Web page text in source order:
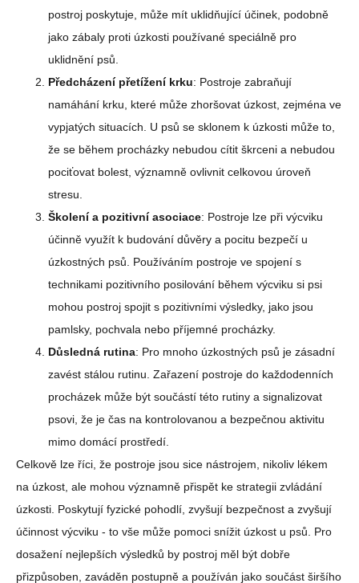
postroj poskytuje, může mít uklidňující účinek, podobně
jako zábaly proti úzkosti používané speciálně pro
uklidnění psů.
Předcházení přetížení krku: Postroje zabraňují
namáhání krku, které může zhoršovat úzkost, zejména ve
vypjatých situacích. U psů se sklonem k úzkosti může to,
že se během procházky nebudou cítit škrceni a nebudou
pociťovat bolest, významně ovlivnit celkovou úroveň
stresu.
Školení a pozitivní asociace: Postroje lze při výcviku
účinně využít k budování důvěry a pocitu bezpečí u
úzkostných psů. Používáním postroje ve spojení s
technikami pozitivního posilování během výcviku si psi
mohou postroj spojit s pozitivními výsledky, jako jsou
pamlsky, pochvala nebo příjemné procházky.
Důsledná rutina: Pro mnoho úzkostných psů je zásadní
zavést stálou rutinu. Zařazení postroje do každodenních
procházek může být součástí této rutiny a signalizovat
psovi, že je čas na kontrolovanou a bezpečnou aktivitu
mimo domácí prostředí.
Celkově lze říci, že postroje jsou sice nástrojem, nikoliv lékem
na úzkost, ale mohou významně přispět ke strategii zvládání
úzkosti. Poskytují fyzické pohodlí, zvyšují bezpečnost a zvyšují
účinnost výcviku - to vše může pomoci snížit úzkost u psů. Pro
dosažení nejlepších výsledků by postroj měl být dobře
přizpůsoben, zaváděn postupně a používán jako součást širšího